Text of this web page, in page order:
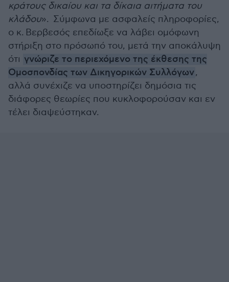
κράτους δικαίου και τα δίκαια αιτήματα του
κλάδου». Σύμφωνα με ασφαλείς πληροφορίες,
ο κ. Βερβεσός επεδίωξε να λάβει ομόφωνη
στήριξη στο πρόσωπό του, μετά την αποκάλυψη
ότι γνώριζε το περιεχόμενο της έκθεσης της
Ομοσπονδίας των Δικηγορικών Συλλόγων,
αλλά συνέχιζε να υποστηρίζει δημόσια τις
διάφορες θεωρίες που κυκλοφορούσαν και εν
τέλει διαψεύστηκαν.